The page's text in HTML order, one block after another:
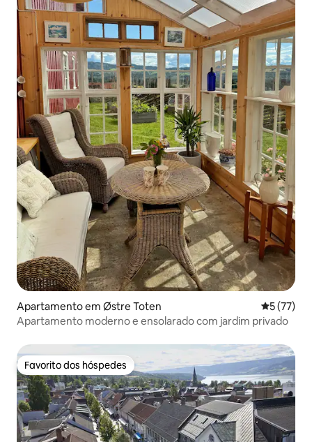
Apartamento em Østre Toten
5 (77)
Apartamento moderno e ensolarado com jardim privado
Favorito dos hóspedes
Favorito dos hóspedes